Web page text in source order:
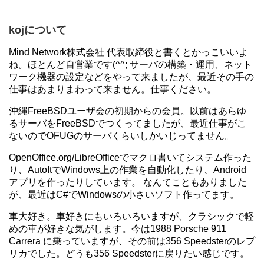
kojについて
Mind Network株式会社 代表取締役と書くとかっこいいよ
ね。ほとんど自営業です(^^; サーバの構築・運用、ネット
ワーク機器の設定などをやって来ましたが、最近その手の
仕事はあまりまわって来ません。仕事ください。
沖縄FreeBSDユーザ会の初期からの会員。以前はあらゆ
るサーバをFreeBSDでつくってましたが、最近仕事がこ
ないのでOFUGのサーバくらいしかいじってません。
OpenOffice.org/LibreOfficeでマクロ書いてシステム作った
り、AutoItでWindows上の作業を自動化したり、Android
アプリを作ったりしています。 なんてこともありました
が、最近はC#でWindowsの小さいソフト作ってます。
車大好き。車好きにもいろいろいますが、クラシックで軽
めの車が好きな気がします。今は1988 Porsche 911
Carrera に乗っていますが、その前は356 Speedsterのレプ
リカでした。どうも356 Speedsterに戻りたい感じです。